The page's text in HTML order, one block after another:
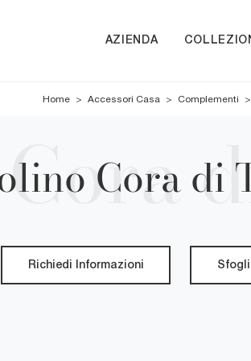
AZIENDA
Home > Accessori Casa > Complementi >
Cora di
Richiedi Informazioni